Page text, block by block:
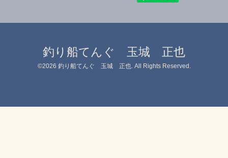
釣り船てんぐ 玉城 正也
©2026 釣り船てんぐ 玉城 正也. All Rights Reserved.